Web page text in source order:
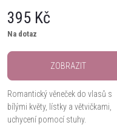
395 Kč
Na dotaz
ZOBRAZIT
Romantický věneček do vlasů s
bílými květy, lístky a větvičkami,
uchycení pomocí stuhy.